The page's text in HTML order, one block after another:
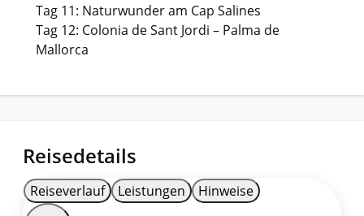
Tag 11: Naturwunder am Cap Salines
Tag 12: Colonia de Sant Jordi – Palma de
Mallorca
Reisedetails
Reiseverlauf Leistungen Hinweise